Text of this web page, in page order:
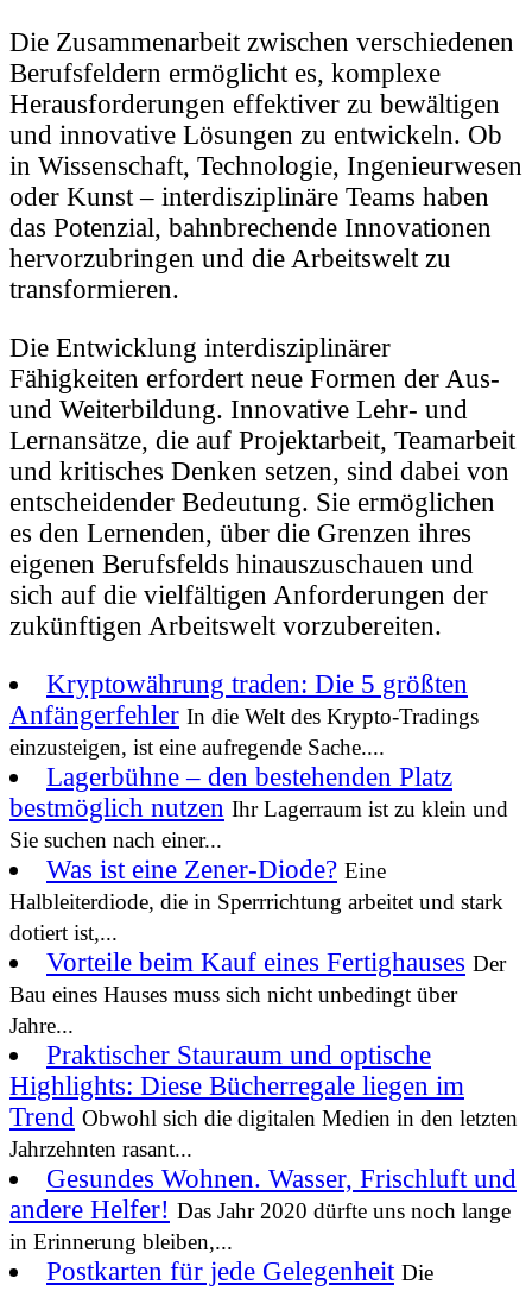
Die Zusammenarbeit zwischen verschiedenen
Berufsfeldern ermöglicht es, komplexe
Herausforderungen effektiver zu bewältigen
und innovative Lösungen zu entwickeln. Ob
in Wissenschaft, Technologie, Ingenieurwesen
oder Kunst – interdisziplinäre Teams haben
das Potenzial, bahnbrechende Innovationen
hervorzubringen und die Arbeitswelt zu
transformieren.
Die Entwicklung interdisziplinärer
Fähigkeiten erfordert neue Formen der Aus-
und Weiterbildung. Innovative Lehr- und
Lernansätze, die auf Projektarbeit, Teamarbeit
und kritisches Denken setzen, sind dabei von
entscheidender Bedeutung. Sie ermöglichen
es den Lernenden, über die Grenzen ihres
eigenen Berufsfelds hinauszuschauen und
sich auf die vielfältigen Anforderungen der
zukünftigen Arbeitswelt vorzubereiten.
Kryptowährung traden: Die 5 größten
Anfängerfehler In die Welt des Krypto-Tradings
einzusteigen, ist eine aufregende Sache....
Lagerbühne – den bestehenden Platz
bestmöglich nutzen Ihr Lagerraum ist zu klein und
Sie suchen nach einer...
Was ist eine Zener-Diode? Eine
Halbleiterdiode, die in Sperrrichtung arbeitet und stark
dotiert ist,...
Vorteile beim Kauf eines Fertighauses Der
Bau eines Hauses muss sich nicht unbedingt über
Jahre...
Praktischer Stauraum und optische
Highlights: Diese Bücherregale liegen im
Trend Obwohl sich die digitalen Medien in den letzten
Jahrzehnten rasant...
Gesundes Wohnen. Wasser, Frischluft und
andere Helfer! Das Jahr 2020 dürfte uns noch lange
in Erinnerung bleiben,...
Postkarten für jede Gelegenheit Die